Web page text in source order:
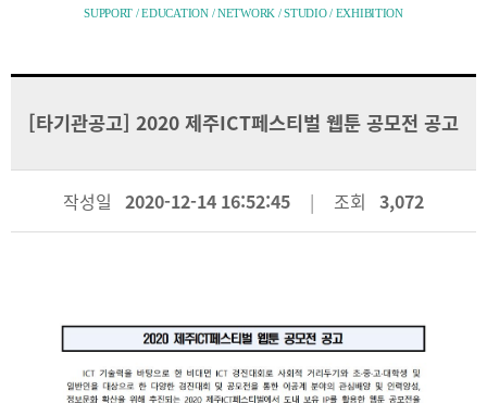
SUPPORT / EDUCATION / NETWORK / STUDIO / EXHIBITION
[타기관공고] 2020 제주ICT페스티벌 웹툰 공모전 공고
작성일 2020-12-14 16:52:45 조회 3,072